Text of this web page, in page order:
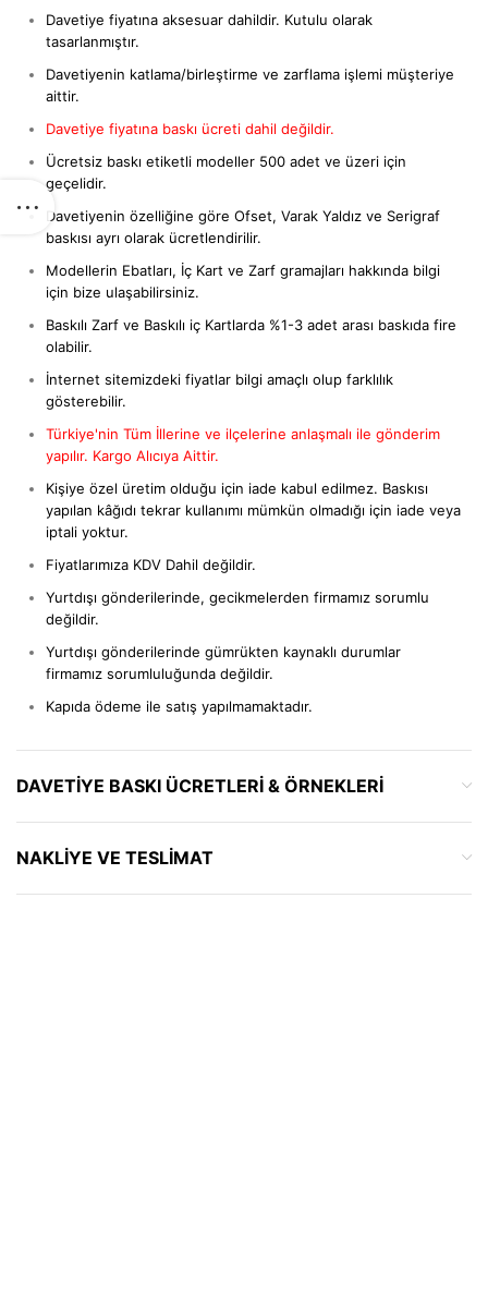
Davetiye fiyatına aksesuar dahildir. Kutulu olarak
tasarlanmıştır.
Davetiyenin katlama/birleştirme ve zarflama işlemi müşteriye
aittir.
Davetiye fiyatına baskı ücreti dahil değildir.
Ücretsiz baskı etiketli modeller 500 adet ve üzeri için
geçelidir.
Davetiyenin özelliğine göre Ofset, Varak Yaldız ve Serigraf
baskısı ayrı olarak ücretlendirilir.
Modellerin Ebatları, İç Kart ve Zarf gramajları hakkında bilgi
için bize ulaşabilirsiniz.
Baskılı Zarf ve Baskılı iç Kartlarda %1-3 adet arası baskıda fire
olabilir.
İnternet sitemizdeki fiyatlar bilgi amaçlı olup farklılık
gösterebilir.
Türkiye'nin Tüm İllerine ve ilçelerine anlaşmalı ile gönderim
yapılır. Kargo Alıcıya Aittir.
Kişiye özel üretim olduğu için iade kabul edilmez. Baskısı
yapılan kâğıdı tekrar kullanımı mümkün olmadığı için iade veya
iptali yoktur.
Fiyatlarımıza KDV Dahil değildir.
Yurtdışı gönderilerinde, gecikmelerden firmamız sorumlu
değildir.
Yurtdışı gönderilerinde gümrükten kaynaklı durumlar
firmamız sorumluluğunda değildir.
Kapıda ödeme ile satış yapılmamaktadır.
DAVETIYE BASKI ÜCRETLERI & ÖRNEKLERI
NAKLIYE VE TESLIMAT